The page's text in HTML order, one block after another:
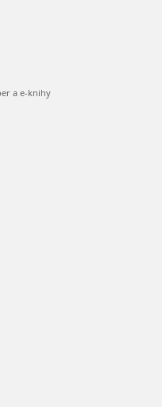
a e-knihy